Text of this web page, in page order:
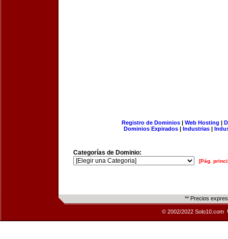
Registro de Dominios| Web Hosting |
Dominios Expirados | Industrias |
Categorías de Dominio:
[Pág.
** Precios
© 2002/2022 Solo10.com